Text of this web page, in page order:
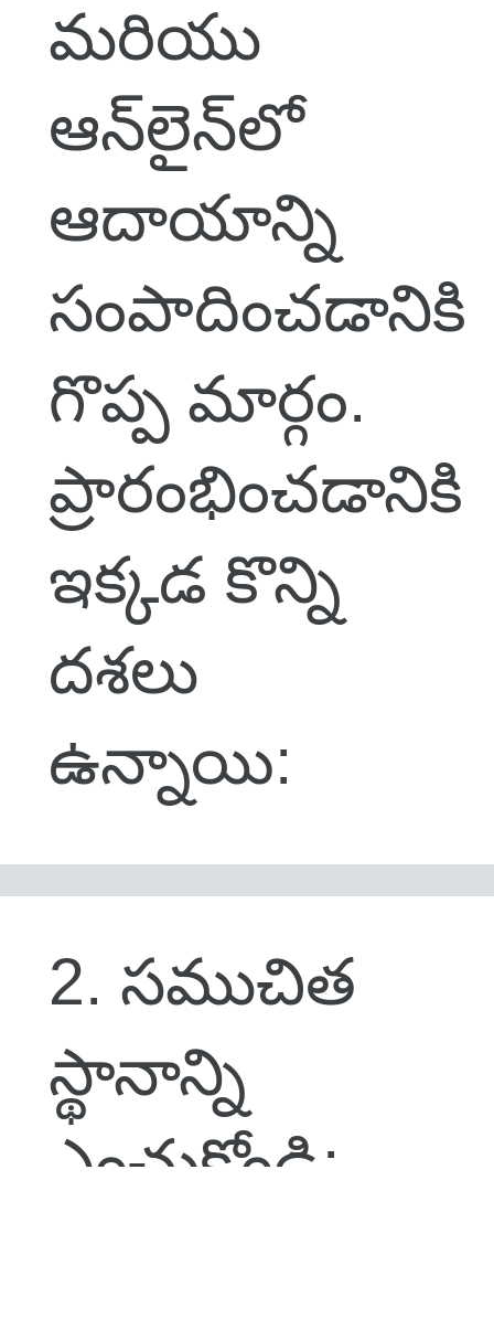
మరియు
ఆన్‌లైన్‌లో
ఆదాయాన్ని
సంపాదించడానికి
గొప్ప మార్గం.
ప్రారంభించడానికి
ఇక్కడ కొన్ని
దశలు
ఉన్నాయి:
2. సముచిత
స్థానాన్ని
ఎంచుకోండి: